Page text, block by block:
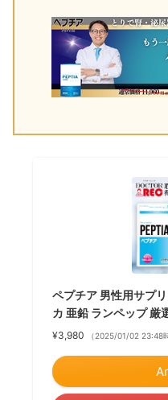
ペプチア 男性用サプ
カ 亜鉛 ランペップ 厳
¥3,980 （2025/01/02 23:48